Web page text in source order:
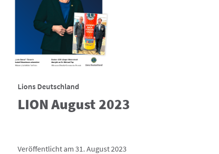
Lions Deutschland
LION August 2023
Veröffentlicht am 31. August 2023